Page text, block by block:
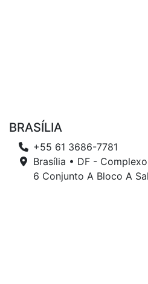
BRASÍLIA
+55 61 3686-7781
Brasília • DF -
6 Conjunto A Bloco A